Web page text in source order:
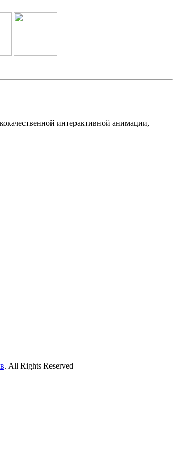
интерактивной анимации,
. All Rights Reserved